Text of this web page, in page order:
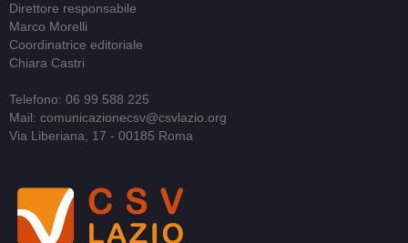
Direttore responsabile
Marco Morelli
Coordinatrice editoriale
Chiara Castri
Telefono: 06 99 588 225
Mail: comunicazionecsv@csvlazio.org
Via Liberiana, 17 - 00185 Roma